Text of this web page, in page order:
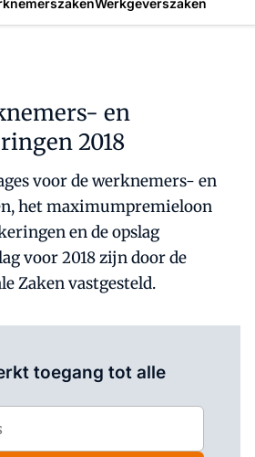
en
2018
voor de werknemers- en
het maximumpremieloon
en de opslag
voor 2018 zijn door de
Zaken vastgesteld.
toegang tot alle